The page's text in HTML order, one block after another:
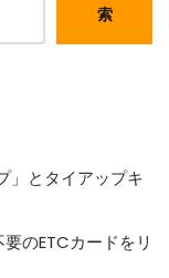
索
」とタイアップキ
のETCカードをリ